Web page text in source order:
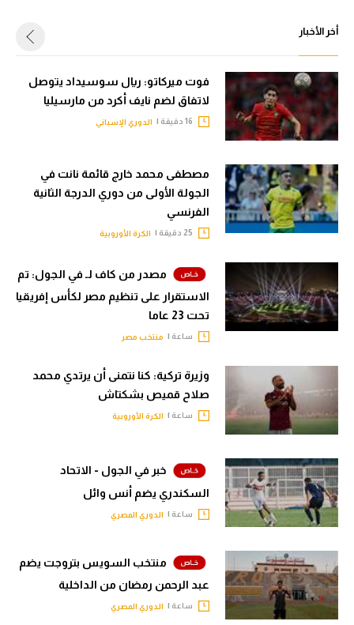
أخر الأخبار
فوت ميركاتو: ريال سوسيداد يتوصل
لاتفاق لضم نايف أكرد من مارسيليا
الدوري الإسباني
مصطفى محمد خارج قائمة نانت في
الجولة الأولى من دوري الدرجة الثانية
الفرنسي
الكرة الأوروبية
مصدر من كاف لـ في الجول: تم
الاستقرار على تنظيم مصر لكأس إفريقيا
تحت 23 عاما
ساعة | منتخب مصر
وزيرة تركية: كنا نتمنى أن يرتدي محمد
صلاح قميص بشكتاش
ساعة | الكرة الأوروبية
خبر في الجول - الاتحاد
السكندري يضم أنس وائل
ساعة | الدوري المصري
منتخب السويس بتروجت يضم
عبد الرحمن رمضان من الداخلية
ساعة | الدوري المصري